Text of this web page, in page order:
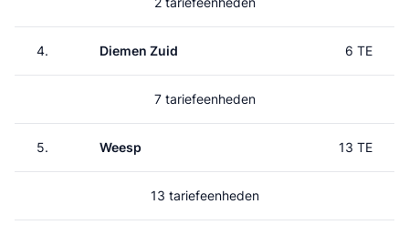
4. Diemen Zuid 6 TE
7 tariefeenheden
5. Weesp 13 TE
13 tariefeenheden